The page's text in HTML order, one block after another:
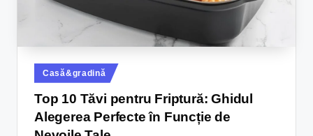
Casă&gradină
Top 10 Tăvi pentru Friptură: Ghidul
Alegerea Perfecte în Funcție de